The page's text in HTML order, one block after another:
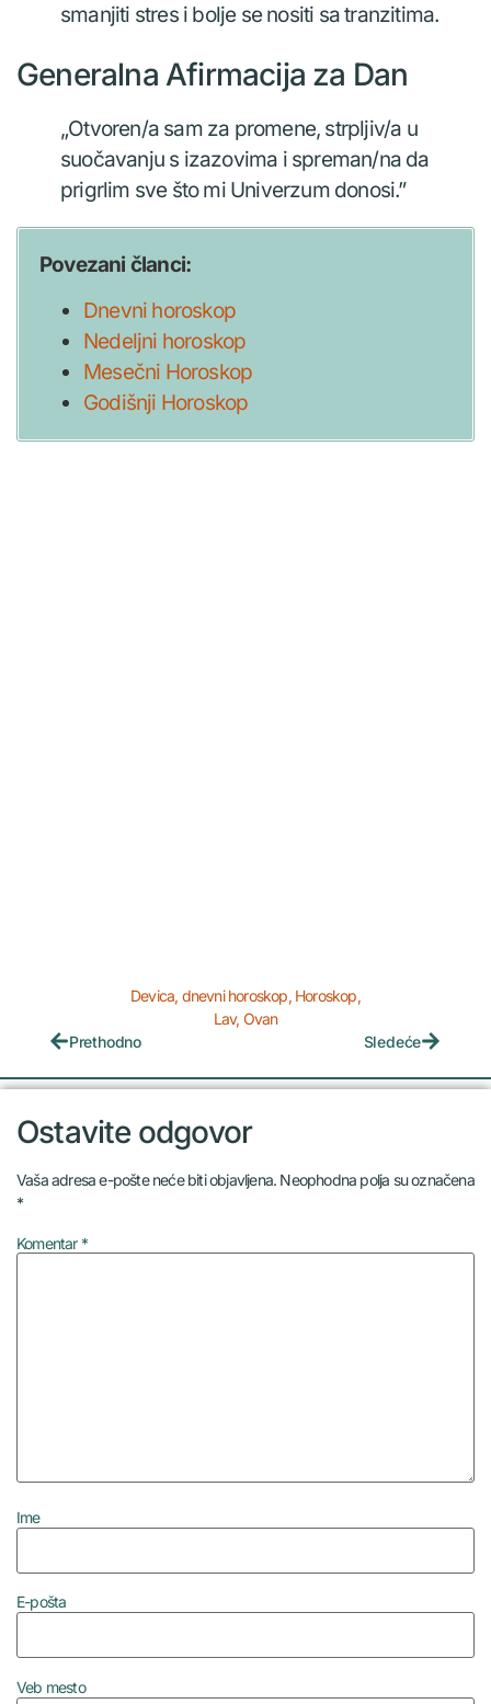
smanjiti stres i bolje se nositi sa tranzitima.
Generalna Afirmacija za Dan
„Otvoren/a sam za promene, strpljiv/a u
suočavanju s izazovima i spreman/na da
prigrlim sve što mi Univerzum donosi.”
Povezani članci:
Dnevni horoskop
Nedeljni horoskop
Mesečni Horoskop
Godišnji Horoskop
Devica, dnevni horoskop, Horoskop,
Lav, Ovan
Prethodno
Sledeće
Ostavite odgovor
Vaša adresa e-pošte neće biti objavljena. Neophodna polja su označena
*
Komentar *
Ime
E-pošta
Veb mesto